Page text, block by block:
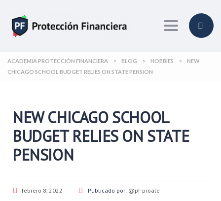
Toggle
ACADEMIA PROTECCIÓN FINANCIERA > BLOG > HOBBIES >
NEW
CHICAGO SCHOOL BUDGET RELIES ON STATE PENSION
NEW CHICAGO SCHOOL
BUDGET RELIES ON STATE
PENSION
febrero 8, 2022 Publicado por: @pf-proale